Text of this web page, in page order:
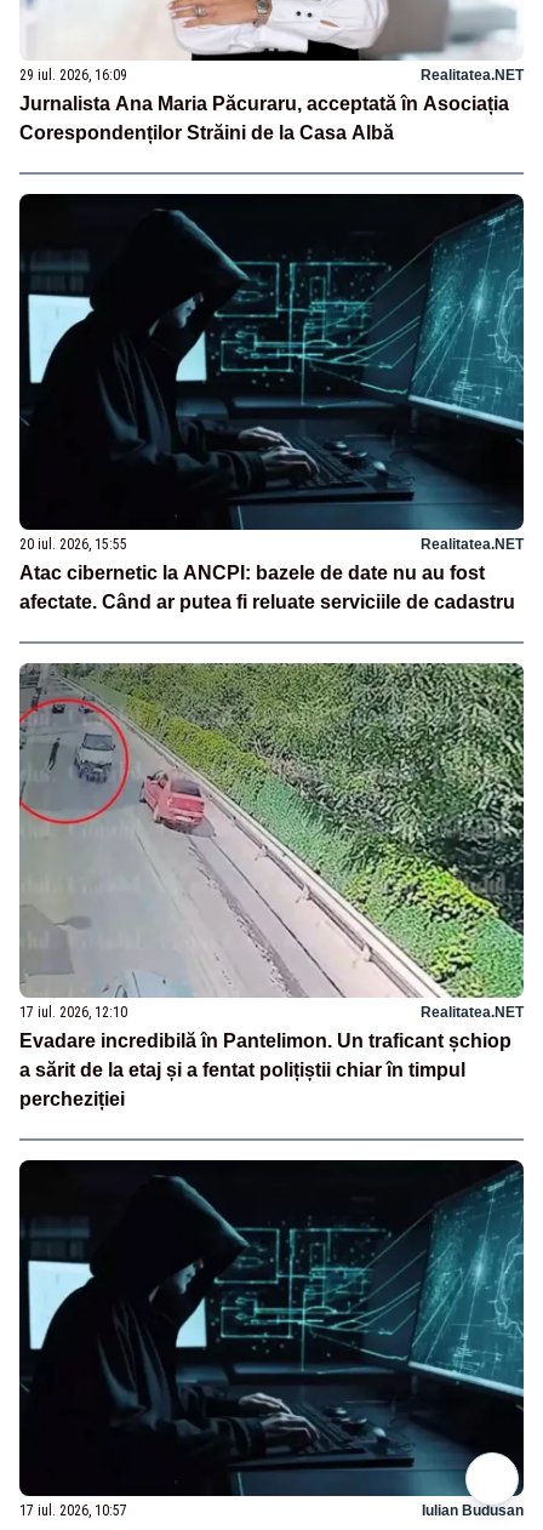
29 iul. 2026, 16:09 Realitatea.NET
Jurnalista Ana Maria Păcuraru, acceptată în Asociația
Corespondenților Străini de la Casa Albă
20 iul. 2026, 15:55 Realitatea.NET
Atac cibernetic la ANCPI: bazele de date nu au fost
afectate. Când ar putea fi reluate serviciile de cadastru
17 iul. 2026, 12:10 Realitatea.NET
Evadare incredibilă în Pantelimon. Un traficant șchiop
a sărit de la etaj și a fentat polițiștii chiar în timpul
percheziției
17 iul. 2026, 10:57 Iulian Budusan